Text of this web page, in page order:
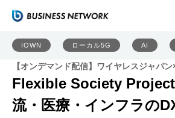
IOWN ローカル5G AI
【オンデマンド配信】ワイヤレスジャパ
Flexible Society
流・医療・インフラの